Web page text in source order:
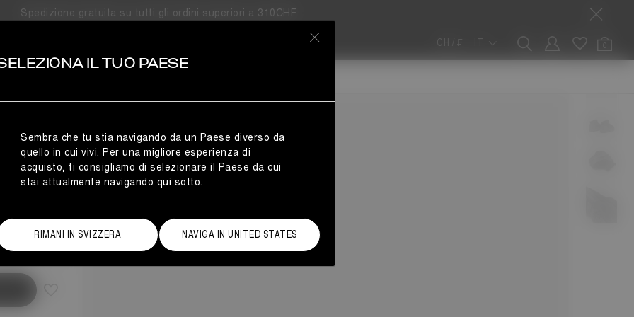
Spedizione gratuita su tutti gli ordini superiori a 310CHF
CH / ₣ 0
IL TUO PAESE
Sembra che tu stia navigando da un Paese diverso da
quello in cui vivi. Per una migliore esperienza di
acquisto, ti consigliamo di selezionare il Paese da cui
stai attualmente navigando qui sotto.
RIMANI IN SVIZZERA NAVIGA IN UNITED STATES